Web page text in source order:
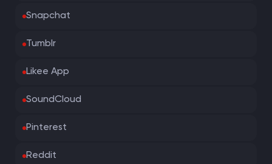
Snapchat
Tumblr
Likee App
SoundCloud
Pinterest
Reddit